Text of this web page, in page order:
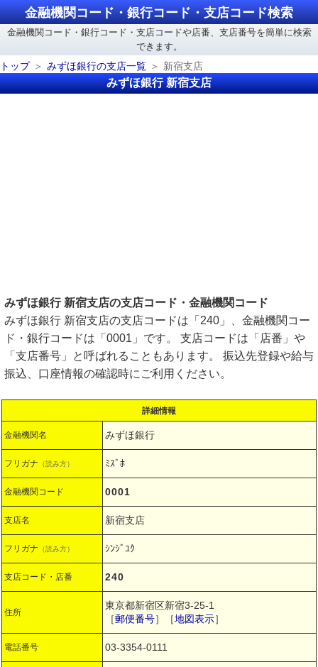
金融機関コード・銀行コード・支店コード検索
金融機関コード・銀行コード・支店コードや店番、支店番号を簡単に検索
できます。
トップ
みずほ銀行の支店一覧 新宿支店
みずほ銀行 新宿支店
みずほ銀行 新宿支店の支店コード・金融機関コード
みずほ銀行 新宿支店の支店コードは「240」、金融機関コー
ド・銀行コードは「0001」です。 支店コードは「店番」や
「支店番号」と呼ばれることもあります。 振込先登録や給与
振込、口座情報の確認時にご利用ください。
詳細情報
金融機関名 みずほ銀行
フリガナ （読み方） ﾐｽﾞﾎ
金融機関コード 0001
支店名 新宿支店
フリガナ （読み方） ｼﾝｼﾞﾕｸ
支店コード・店番 240
住所
東京都新宿区新宿3-25-1
［郵便番号］［地図表示］
電話番号 03-3354-0111